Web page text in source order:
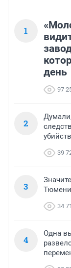
1
день
97
2
39
3
34
4
Одна